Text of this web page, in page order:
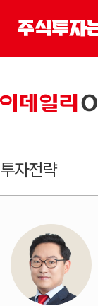
투자전략